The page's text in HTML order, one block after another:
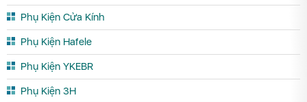
Phụ Kiện Cửa Kính
Phụ Kiện Hafele
Phụ Kiện YKEBR
Phụ Kiện 3H